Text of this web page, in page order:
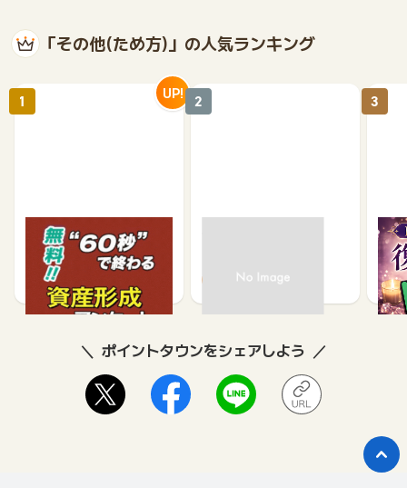
お客様自身、または家族の重大な病気や怪我により、不動産投
資の検討が困難になった場合。
ローンの融資を受けることができない方
お客様の環境変化(お仕事上、ご家庭事情等)により不動産の検
【お問い合わせ必要情報】
面談完了日、氏名、メールアドレス、お電話番号
※ポイントに関するお問い合わせは、
ポイントタウンのサポート
までお問い合わせください。ポイントについて、広告主に直接
お問い合わせをした場合、ポイント獲得対象外となる場合がご
「その他(ため方)」の人気ランキング
【無料・60秒で終わる】
資産形成に関するアンケ
ート
675 1,200
1 UP!
64
2
復
ケー
3
ポイントタウンをシェアしよう